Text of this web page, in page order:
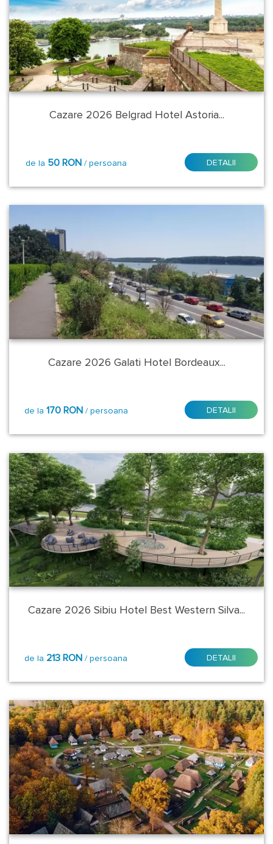
Alba
Arad
Arges
Bacau
Bistrita
Braila
Brasov
Bucuresti
Hunedoara
Maramures
Mures
Satu
Mare
Sibiu
Tarnovo
Localitate
-
Statiune:
Alba
Iulia
Arad
Bacau
Cazare 2026 Belgrad Hotel Astoria...
de la 50 RON / persoana DETALII
Cazare 2026 Galati Hotel Bordeaux...
de la 170 RON / persoana DETALII
Cazare 2026 Sibiu Hotel Best Western Silva...
de la 213 RON / persoana DETALII